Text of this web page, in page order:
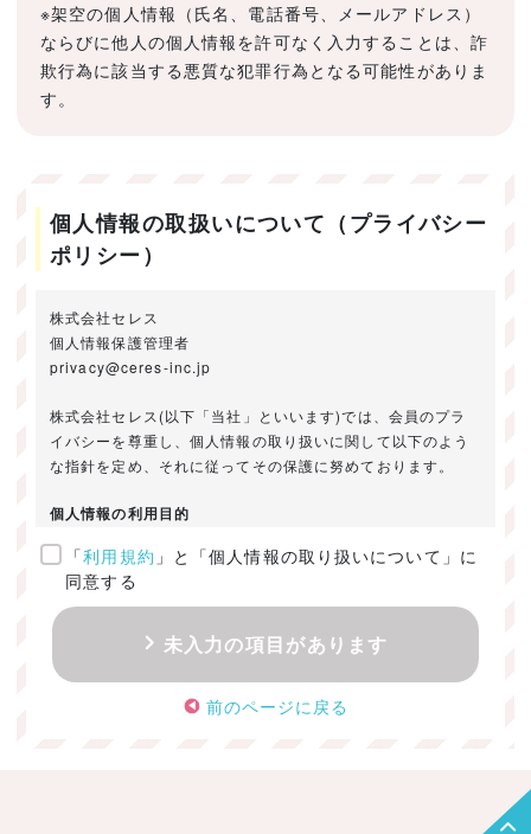
※架空の個人情報（氏名、電話番号、メールアドレス）
ならびに他人の個人情報を許可なく入力することは、詐
欺行為に該当する悪質な犯罪行為となる可能性がありま
す。
個人情報の取扱いについて（プライバシー
ポリシー）
株式会社セレス
個人情報保護管理者
privacy@ceres-inc.jp
株式会社セレス(以下「当社」といいます)では、会員のプラ
イバシーを尊重し、個人情報の取り扱いに関して以下のよう
な指針を定め、それに従ってその保護に努めております。
個人情報の利用目的
ご提供いただきました個人情報は、以下のためにのみ利用い
たします。
・お問い合わせに対する回答及び資料送付のご連絡
・当社のお客様向けサービスの提供
・本人確認
・サービスの開発・改善のための分析
「利用規約 」と「個人情報の取り扱いについて」に
同意する
未入力の項目があります
前のページに戻る